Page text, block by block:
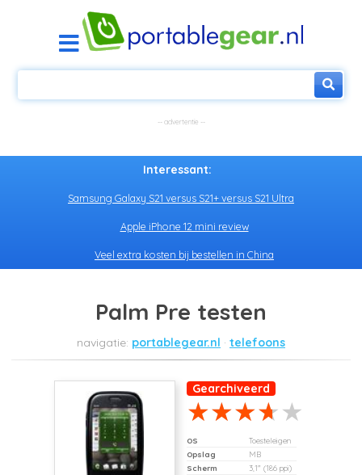
Interessant:
Samsung Galaxy S21 versus S21+ versus S21 Ultra
Apple iPhone 12 mini review
Veel extra kosten bij bestellen in China
Palm Pre testen
portablegear.nl telefoons
Gearchiveerd
OS
Toesteleigen
Opslag
MB
Scherm
3,1" (186 ppi)